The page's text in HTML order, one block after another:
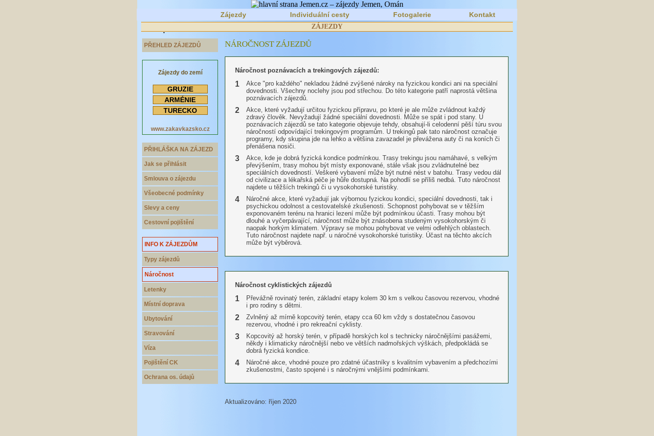
Zájezdy Individuální cesty Fotogalerie Kontakt
ZÁJEZDY
PŘEHLED ZÁJEZDŮ
Zájezdy do zemí
GRUZIE
ARMÉNIE
TURECKO
www.zakavkazsko.cz
PŘIHLÁŠKA NA ZÁJEZD
Jak se přihlásit
Smlouva o zájezdu
Všeobecné podmínky
Slevy a ceny
Cestovní pojištění
INFO K ZÁJEZDŮM
Typy zájezdů
Náročnost
Letenky
Místní doprava
Ubytování
Stravování
Víza
Pojištění CK
Ochrana os. údajů
NÁROČNOST ZÁJEZDŮ
Náročnost poznávacích a trekingových zájezdů:
1
Akce "pro každého" nekladou žádné zvýšené nároky na fyzickou kondici ani na speciální
dovednosti. Všechny noclehy jsou pod střechou. Do této kategorie patří naprostá většina
poznávacích zájezdů.
2
Akce, které vyžadují určitou fyzickou přípravu, po které je ale může zvládnout každý
zdravý člověk. Nevyžadují žádné speciální dovednosti. Může se spát i pod stany. U
poznávacích zájezdů se tato kategorie objevuje tehdy, obsahují-li celodenní pěší túru svou
náročností odpovídající trekingovým programům. U trekingů pak tato náročnost označuje
programy, kdy skupina jde na lehko a většina zavazadel je převážena auty či na koních či
přenášena nosiči.
3
Akce, kde je dobrá fyzická kondice podmínkou. Trasy trekingu jsou namáhavé, s velkým
převýšením, trasy mohou být místy exponované, stále však jsou zvládnutelné bez
speciálních dovedností. Veškeré vybavení může být nutné nést v batohu. Trasy vedou dál
od civilizace a lékařská péče je hůře dostupná. Na pohodlí se příliš nedbá. Tuto náročnost
najdete u těžších trekingů či u vysokohorské turistiky.
4
Náročné akce, které vyžadují jak výbornou fyzickou kondici, speciální dovednosti, tak i
psychickou odolnost a cestovatelské zkušenosti. Schopnost pohybovat se v těžším
exponovaném terénu na hranici lezení může být podmínkou účasti. Trasy mohou být
dlouhé a vyčerpávající, náročnost může být znásobena studeným vysokohorským či
naopak horkým klimatem. Výpravy se mohou pohybovat ve velmi odlehlých oblastech.
Tuto náročnost najdete např. u náročné vysokohorské turistiky. Účast na těchto akcích
může být výběrová.
Náročnost cyklistických zájezdů
1
Převážně rovinatý terén, základní etapy kolem 30 km s velkou časovou rezervou, vhodné
i pro rodiny s dětmi.
2
Zvlněný až mírně kopcovitý terén, etapy cca 60 km vždy s dostatečnou časovou
rezervou, vhodné i pro rekreační cyklisty.
3
Kopcovitý až horský terén, v případě horských kol s technicky náročnějšími pasážemi,
někdy i klimaticky náročnější nebo ve větších nadmořských výškách, předpokládá se
dobrá fyzická kondice.
4
Náročné akce, vhodné pouze pro zdatné účastníky s kvalitním vybavením a předchozími
zkušenostmi, často spojené i s náročnými vnějšími podmínkami.
Aktualizováno: říjen 2020